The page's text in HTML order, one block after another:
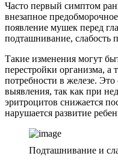
Часто первый симптом
внезапное
появление мушек перед
подташнивание, слабость
Такие изменения могут
перестройки организма,
потребности в железе. Это
выявления, так как при
эритроцитов снижается
нарушается развитие
Подташнивание и